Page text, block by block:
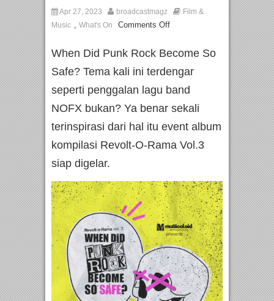
Apr 27, 2023 broadcastmagz
Film &
Music , What's On Comments Off
When Did Punk Rock Become So
Safe? Tema kali ini terdengar
seperti penggalan lagu band
NOFX bukan? Ya benar sekali
terinspirasi dari hal itu event album
kompilasi Revolt-O-Rama Vol.3
siap digelar.